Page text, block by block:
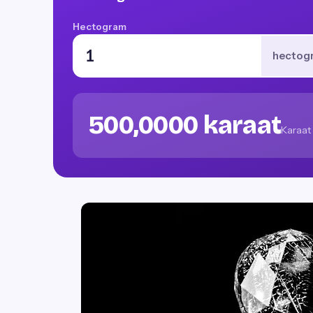
Hectogram
500,0000 karaatKaraat